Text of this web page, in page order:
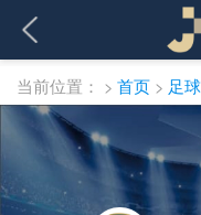
当前位置： > 首页 > 足